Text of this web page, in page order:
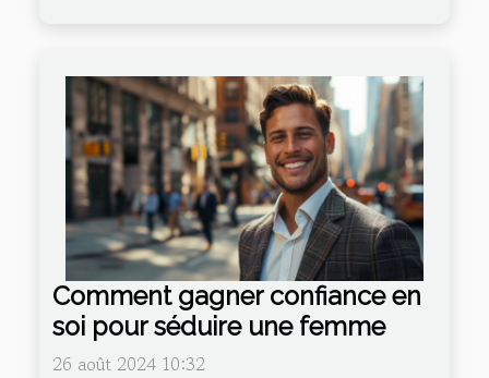
Comment gagner confiance en
soi pour séduire une femme
26 août 2024 10:32